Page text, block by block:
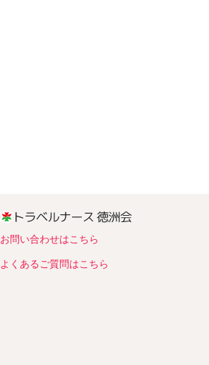
お問い合わせはこちら
よくあるご質問はこちら